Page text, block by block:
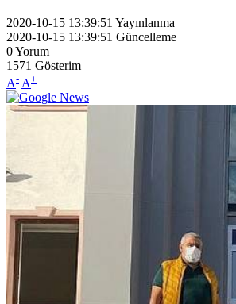
2020-10-15 13:39:51 Yayınlanma
2020-10-15 13:39:51 Güncelleme
0Yorum
1571 Gösterim
A- A+